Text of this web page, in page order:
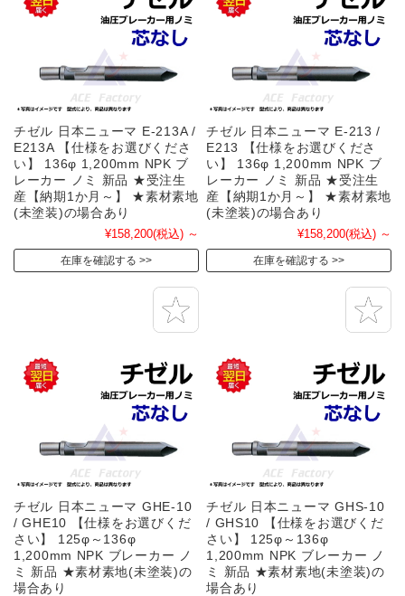
チゼル 日本ニューマ E-213A /
E213A 【仕様をお選びくださ
い】 136φ 1,200mm NPK ブ
レーカー ノミ 新品 ★受注生
産【納期1か月～】 ★素材素地
(未塗装)の場合あり
¥158,200(税込) ～
在庫を確認する
チゼル 日本ニューマ E-213 /
E213 【仕様をお選びくださ
い】 136φ 1,200mm NPK ブ
レーカー ノミ 新品 ★受注生
産【納期1か月～】 ★素材素地
(未塗装)の場合あり
¥158,200(税込) ～
在庫を確認する
チゼル 日本ニューマ GHE-10
/ GHE10 【仕様をお選びくだ
さい】 125φ～136φ
1,200mm NPK ブレーカー ノ
ミ 新品 ★素材素地(未塗装)の
場合あり
チゼル 日本ニューマ GHS-10
/ GHS10 【仕様をお選びくだ
さい】 125φ～136φ
1,200mm NPK ブレーカー ノ
ミ 新品 ★素材素地(未塗装)の
場合あり